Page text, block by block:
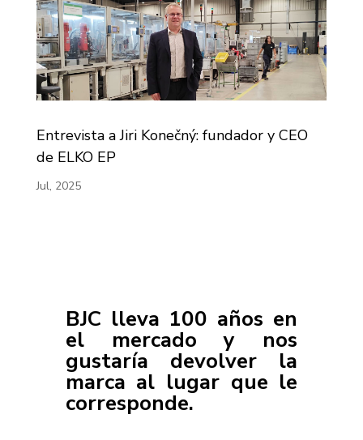
Entrevista a Jiri Konečný: fundador y CEO
de ELKO EP
Jul, 2025
BJC lleva 100 años en
el mercado y nos
gustaría devolver la
marca al lugar que le
corresponde.